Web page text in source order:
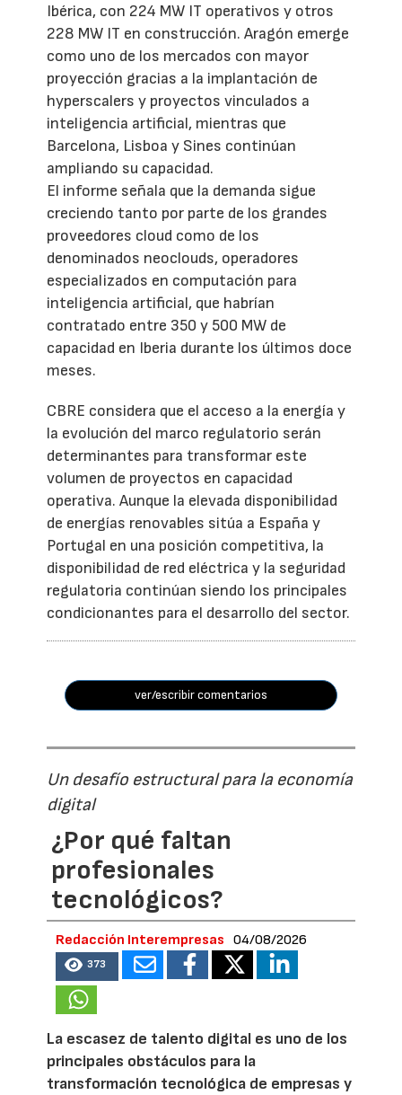
Ibérica, con 224 MW IT operativos y otros
228 MW IT en construcción. Aragón emerge
como uno de los mercados con mayor
proyección gracias a la implantación de
hyperscalers y proyectos vinculados a
inteligencia artificial, mientras que
Barcelona, Lisboa y Sines continúan
ampliando su capacidad.
El informe señala que la demanda sigue
creciendo tanto por parte de los grandes
proveedores cloud como de los
denominados neoclouds, operadores
especializados en computación para
inteligencia artificial, que habrían
contratado entre 350 y 500 MW de
capacidad en Iberia durante los últimos doce
meses.
CBRE considera que el acceso a la energía y
la evolución del marco regulatorio serán
determinantes para transformar este
volumen de proyectos en capacidad
operativa. Aunque la elevada disponibilidad
de energías renovables sitúa a España y
Portugal en una posición competitiva, la
disponibilidad de red eléctrica y la seguridad
regulatoria continúan siendo los principales
condicionantes para el desarrollo del sector.
ver/escribir comentarios
Un desafío estructural para la economía
digital
¿Por qué faltan
profesionales
tecnológicos?
Redacción Interempresas 04/08/2026
373
La escasez de talento digital es uno de los
principales obstáculos para la
transformación tecnológica de empresas y